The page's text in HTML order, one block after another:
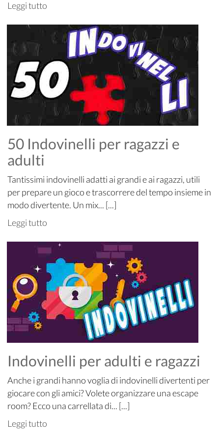
Leggi tutto
50 Indovinelli per ragazzi e
adulti
Tantissimi indovinelli adatti ai grandi e ai ragazzi, utili
per prepare un gioco e trascorrere del tempo insieme in
modo divertente. Un mix... [...]
Leggi tutto
Indovinelli per adulti e ragazzi
Anche i grandi hanno voglia di indovinelli divertenti per
giocare con gli amici? Volete organizzare una escape
room? Ecco una carrellata di... [...]
Leggi tutto